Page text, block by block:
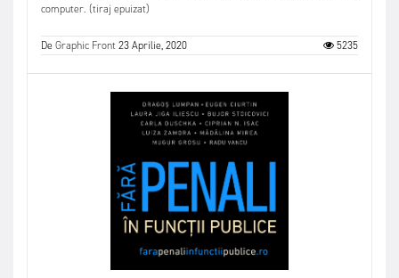
computer. (tiraj epuizat)
DeGraphic Front23 Aprilie, 2020 5235